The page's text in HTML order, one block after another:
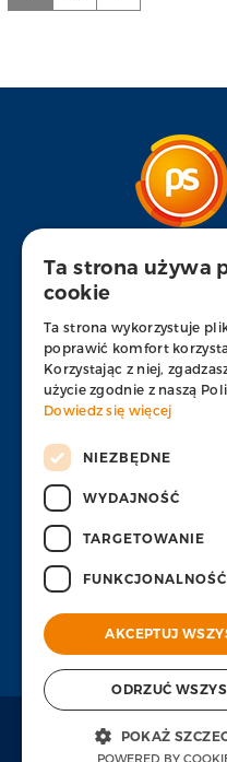
OBSERWUJ
Ul. Prosta
+48
info-
© 2015 PROCESS
Ta strona używa
cookie
Ta strona wykorzystuje
poprawić komfort
Korzystając z niej,
użycie zgodnie z naszą
Dowiedz się więcej
NIEZBĘDNE
WYDAJNOŚĆ
TARGETOWANIE
FUNKCJONALNOŚĆ
AKCEPTUJ
ODRZUĆ
POKAŻ
POWERED BY